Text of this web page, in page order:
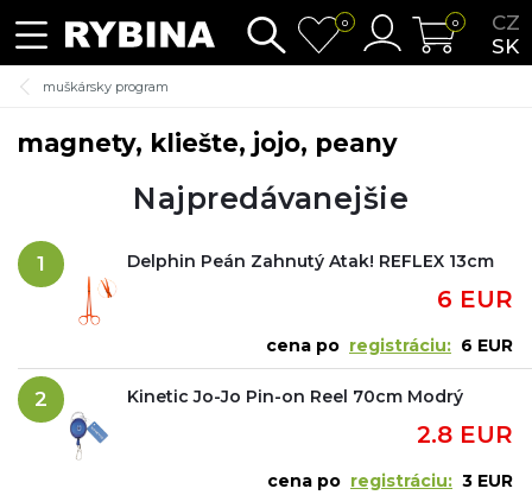
CZ
SK
0 0
muškársky program
magnety, kliešte, jojo, peany
Najpredávanejšie
1 Delphin Peán Zahnutý Atak! REFLEX 13cm
6 EUR
cena po registráciu: 6 EUR
2 Kinetic Jo-Jo Pin-on Reel 70cm Modrý
2.8 EUR
cena po registráciu: 3 EUR